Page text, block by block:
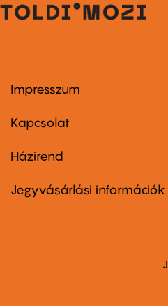
Footer
first
Impresszum
Kapcsolat
Footer
second
Házirend
Jegyvásárlási információk